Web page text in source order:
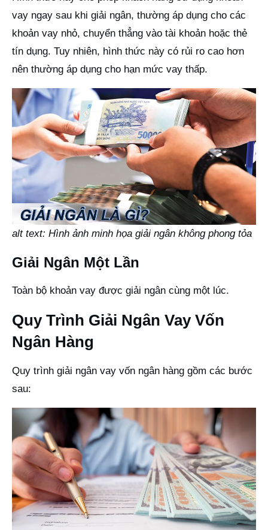
vay ngay sau khi giải ngân, thường áp dụng cho các
khoản vay nhỏ, chuyển thẳng vào tài khoản hoặc thẻ
tín dụng. Tuy nhiên, hình thức này có rủi ro cao hơn
nên thường áp dụng cho hạn mức vay thấp.
alt text: Hình ảnh minh họa giải ngân không phong tỏa
Giải Ngân Một Lần
Toàn bộ khoản vay được giải ngân cùng một lúc.
Quy Trình Giải Ngân Vay Vốn
Ngân Hàng
Quy trình giải ngân vay vốn ngân hàng gồm các bước
sau: